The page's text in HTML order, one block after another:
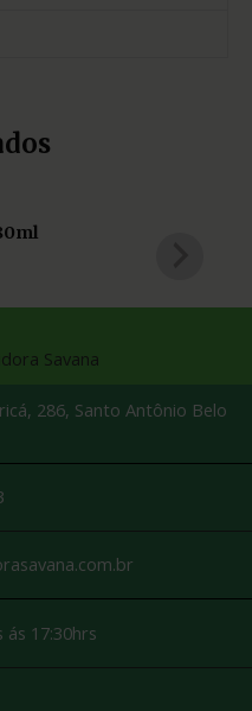
286, Santo Antônio Belo
ás 17:30hrs